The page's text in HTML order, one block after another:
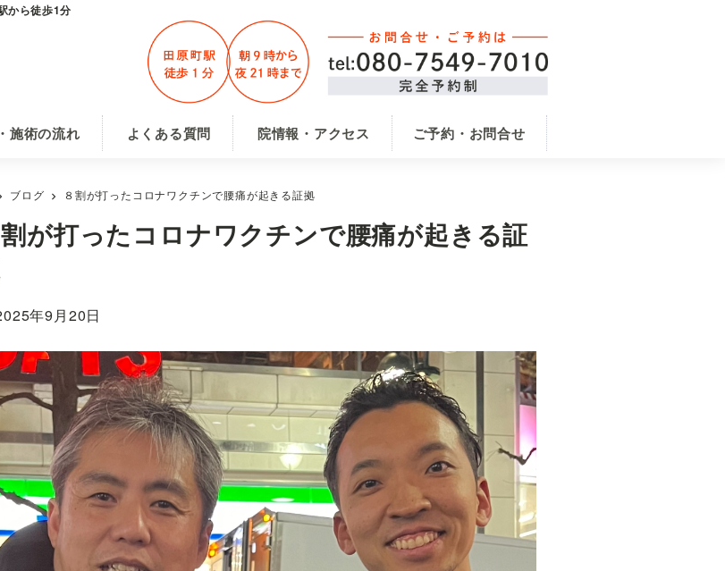
から徒歩1分
施術の流れ よくある質問 院情報・アクセス ご予約・お問合せ
ブログ chevron_right ８割が打ったコロナワクチンで腰痛が起きる証拠
割が打ったコロナワクチンで腰痛が起きる証
年9月20日